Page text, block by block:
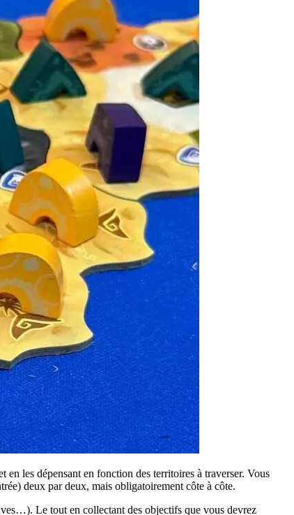
les dépensant en fonction des territoires à traverser. Vous
deux par deux, mais obligatoirement côte à côte.
Le tout en collectant des objectifs que vous devrez